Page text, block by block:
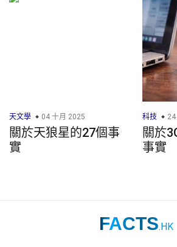
天文學 04 十月 2025
關於天狼星的27個事
實
科技
關於
事實
FACTS.HK